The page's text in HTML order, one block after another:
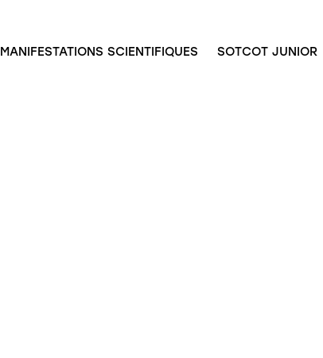
MANIFESTATIONS SCIENTIFIQUES SOTCOT JUNIOR